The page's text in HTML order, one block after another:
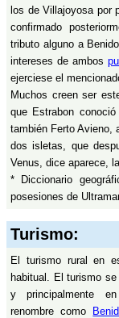
los de Villajoyosa por
confirmado
tributo alguno a
intereses de ambos
ejerciese el
Muchos creen ser
que Estrabon
también Ferto Avieno,
dos isletas, que
Venus, dice aparece,
* Diccionario
posesiones de
Turismo:
El turismo rural en
habitual. El turismo
y principalmente
renombre como